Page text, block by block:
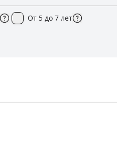
От 5 до 7 лет